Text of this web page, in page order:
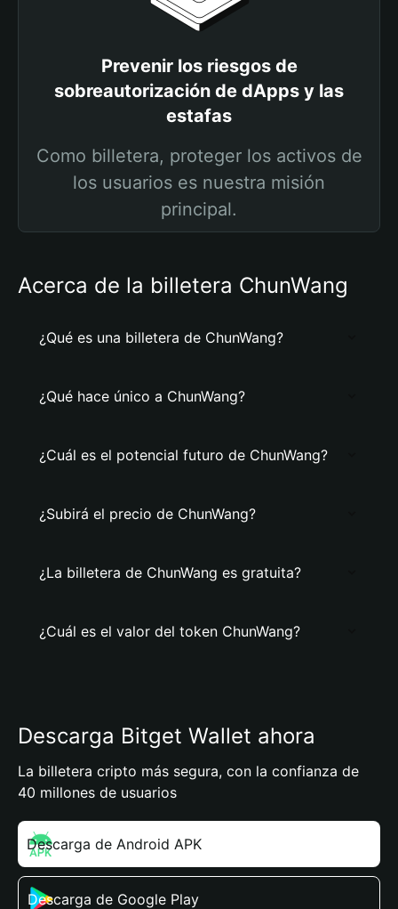
Prevenir los riesgos de
sobreautorización de dApps y las
estafas
Como billetera, proteger los activos de
los usuarios es nuestra misión
principal.
Acerca de la billetera ChunWang
¿Qué es una billetera de ChunWang?
¿Qué hace único a ChunWang?
¿Cuál es el potencial futuro de ChunWang?
¿Subirá el precio de ChunWang?
¿La billetera de ChunWang es gratuita?
¿Cuál es el valor del token ChunWang?
Descarga Bitget Wallet ahora
La billetera cripto más segura, con la confianza de
40 millones de usuarios
Descarga de Android APK
Descarga de Google Play